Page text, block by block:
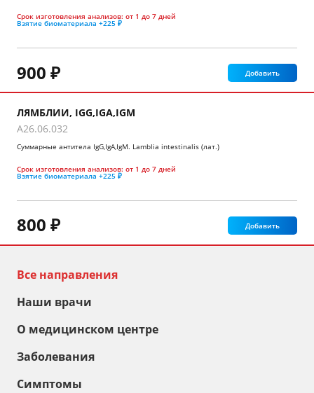
Срок изготовления анализов: от 1 до 7 дней
Взятие биоматериала +225 ₽
900 ₽ Добавить
ЛЯМБЛИИ, IGG,IGA,IGM
A26.06.032
Суммарные антитела IgG,IgA,IgM. Lamblia intestinalis (лат.)
Срок изготовления анализов: от 1 до 7 дней
Взятие биоматериала +225 ₽
800 ₽ Добавить
Все направления
Наши врачи
О медицинском центре
Заболевания
Симптомы